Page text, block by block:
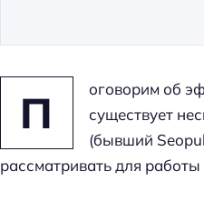
е
П
оговорим об
существует
(бывший
рассматривать для